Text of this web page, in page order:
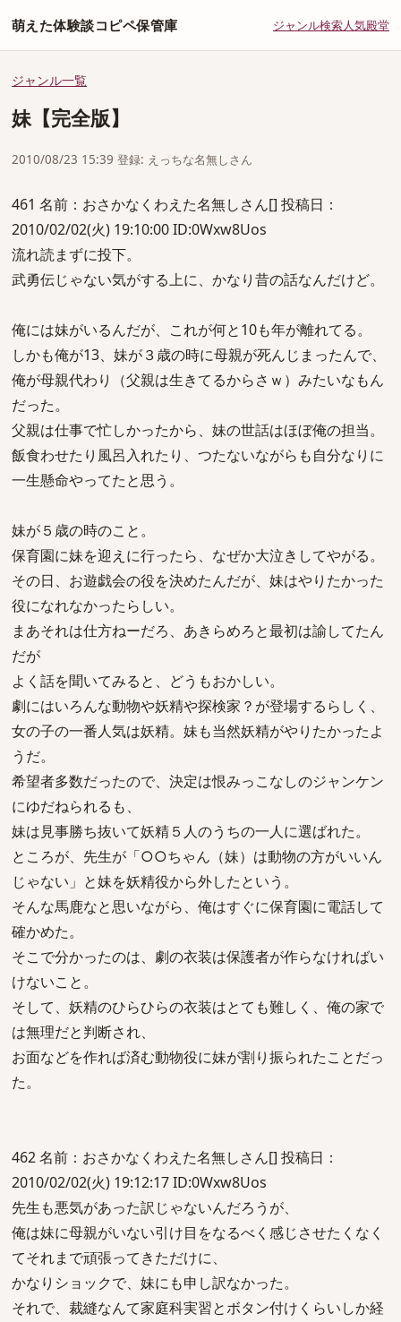
萌えた体験談コピペ保管庫 ジャンル検索人気殿堂
ジャンル一覧
妹【完全版】
2010/08/23 15:39 登録: えっちな名無しさん
461 名前：おさかなくわえた名無しさん[] 投稿日：
2010/02/02(火) 19:10:00 ID:0Wxw8Uos
流れ読まずに投下。
武勇伝じゃない気がする上に、かなり昔の話なんだけど。
俺には妹がいるんだが、これが何と10も年が離れてる。
しかも俺が13、妹が３歳の時に母親が死んじまったんで、
俺が母親代わり（父親は生きてるからさｗ）みたいなもん
だった。
父親は仕事で忙しかったから、妹の世話はほぼ俺の担当。
飯食わせたり風呂入れたり、つたないながらも自分なりに
一生懸命やってたと思う。
妹が５歳の時のこと。
保育園に妹を迎えに行ったら、なぜか大泣きしてやがる。
その日、お遊戯会の役を決めたんだが、妹はやりたかった
役になれなかったらしい。
まあそれは仕方ねーだろ、あきらめろと最初は諭してたん
だが
よく話を聞いてみると、どうもおかしい。
劇にはいろんな動物や妖精や探検家？が登場するらしく、
女の子の一番人気は妖精。妹も当然妖精がやりたかったよ
うだ。
希望者多数だったので、決定は恨みっこなしのジャンケン
にゆだねられるも、
妹は見事勝ち抜いて妖精５人のうちの一人に選ばれた。
ところが、先生が「○○ちゃん（妹）は動物の方がいいん
じゃない」と妹を妖精役から外したという。
そんな馬鹿なと思いながら、俺はすぐに保育園に電話して
確かめた。
そこで分かったのは、劇の衣装は保護者が作らなければい
けないこと。
そして、妖精のひらひらの衣装はとても難しく、俺の家で
は無理だと判断され、
お面などを作れば済む動物役に妹が割り振られたことだっ
た。
462 名前：おさかなくわえた名無しさん[] 投稿日：
2010/02/02(火) 19:12:17 ID:0Wxw8Uos
先生も悪気があった訳じゃないんだろうが、
俺は妹に母親がいない引け目をなるべく感じさせたくなく
てそれまで頑張ってきただけに、
かなりショックで、妹にも申し訳なかった。
それで、裁縫なんて家庭科実習とボタン付けくらいしか経